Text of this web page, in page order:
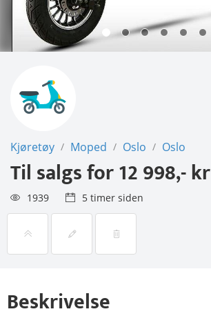
Kjøretøy / Moped / Oslo / Oslo
Til salgs for12 998,- kr
1939 5 timer siden
Beskrivelse